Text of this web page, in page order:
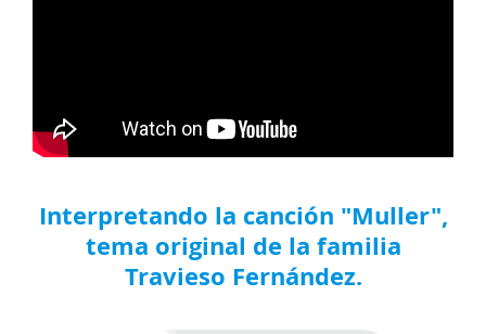
Interpretando la canción "Muller",
tema original de la familia
Travieso Fernández.